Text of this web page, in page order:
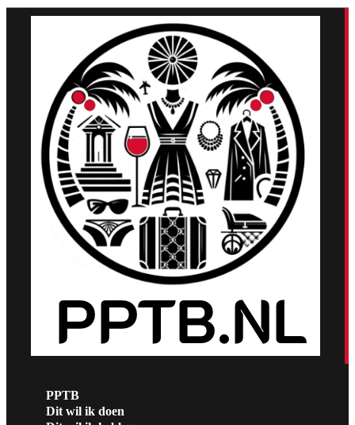
PPTB
Dit wil ik doen